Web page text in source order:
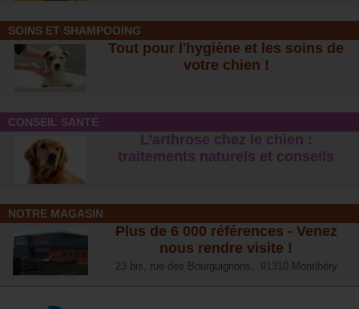
SOINS ET SHAMPOOING
Tout pour l'hygiène et les soins de
votre chien !
CONSEIL SANTÉ
L’arthrose chez le chien :
traitements naturels et conseil s
NOTRE MAGASIN
Plus de 6 000 références - Venez
nous rendre visite !
23 bis, rue des Bourguignons, 91310 Montlhéry